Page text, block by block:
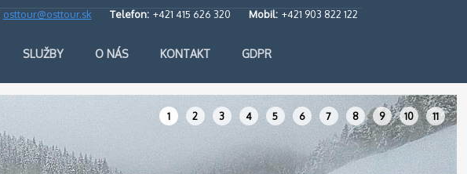
osttour@osttour.sk Telefon: +421 415 626 320 Mobil: +421 903 822 122
SLUŽBY O NÁS KONTAKT GDPR
1 2 3 4 5 6 7 8 9 10 11